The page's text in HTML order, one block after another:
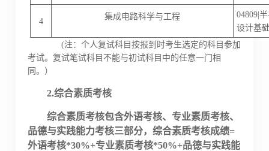
4
集成电路科学与工程
04809|
设计基
(注：个人复试科目按报到时考生选定的科目参加
考试。复试笔试科目不能与初试科目中的任意一门相
同。）
2.综合素质考核
综合素质考核包含外语考核、专业素质考核、
品德与实践能力考核三部分，综合素质考核成绩=
外语考核*30%+专业素质考核*50%+品德与实践能